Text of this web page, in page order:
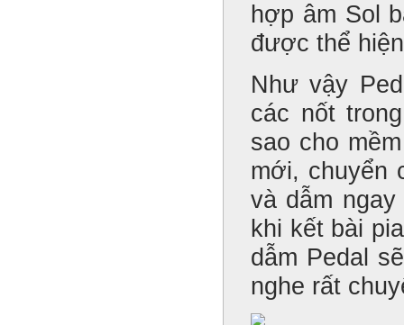
hợp âm Sol
được thể
Như vậy
các nốt
sao cho
mới, chuyển
và dẫm
khi kết bài
dẫm Pedal
nghe rất